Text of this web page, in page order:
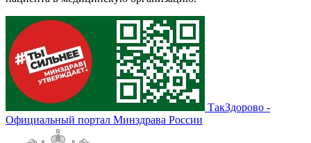
ТакЗдорово -
Официальный портал Минздрава России